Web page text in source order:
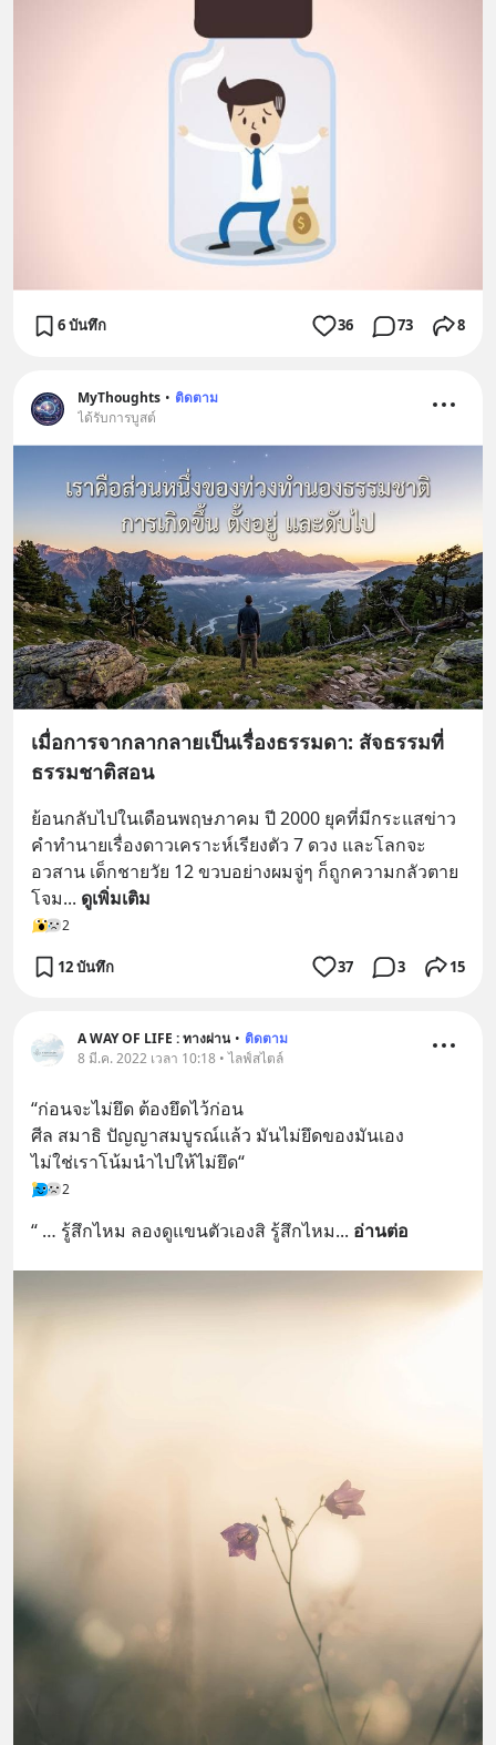
6 บันทึก 36 73 8
MyThoughts • ติดตาม
ได้รับการบูสต์
เมื่อการจากลากลายเป็นเรื่องธรรมดา: สัจธรรมที่
ธรรมชาติสอน
ย้อนกลับไปในเดือนพฤษภาคม ปี 2000 ยุคที่มีกระแสข่าว
คำทำนายเรื่องดาวเคราะห์เรียงตัว 7 ดวง และโลกจะ
อวสาน เด็กชายวัย 12 ขวบอย่างผมจู่ๆ ก็ถูกความกลัวตาย
โจม... ดูเพิ่มเติม
2
12 บันทึก 37 3 15
A WAY OF LIFE : ทางผ่าน • ติดตาม
8 มี.ค. 2022 เวลา 10:18 • ไลฟ์สไตล์
“ก่อนจะไม่ยึด ต้องยึดไว้ก่อน
ศีล สมาธิ ปัญญาสมบูรณ์แล้ว มันไม่ยึดของมันเอง
ไม่ใช่เราโน้มนำไปให้ไม่ยึด“
2
“ … รู้สึกไหม ลองดูแขนตัวเองสิ รู้สึกไหม... อ่านต่อ